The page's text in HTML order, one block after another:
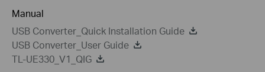
Manual
USB Converter_Quick Installation Guide
USB Converter_User Guide
TL-UE330_V1_QIG